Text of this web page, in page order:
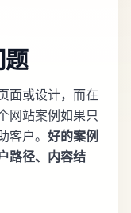
面或设计，而在
网站案例如果只
户。 好的案例
路径、内容结